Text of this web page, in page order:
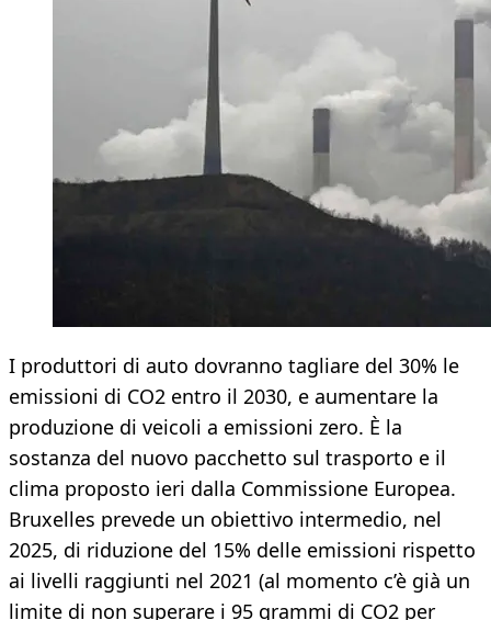
I produttori di auto dovranno tagliare del 30% le
emissioni di CO2 entro il 2030, e aumentare la
produzione di veicoli a emissioni zero. È la
sostanza del nuovo pacchetto sul trasporto e il
clima proposto ieri dalla Commissione Europea.
Bruxelles prevede un obiettivo intermedio, nel
2025, di riduzione del 15% delle emissioni rispetto
ai livelli raggiunti nel 2021 (al momento c’è già un
limite di non superare i 95 grammi di CO2 per